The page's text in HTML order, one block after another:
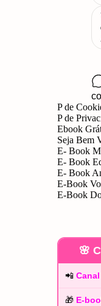
P de
P de
Ebook
Seja Bem
E- Book
E- Book
E- Book
E-Book
E-Book
🌸
📲
🎁 E-